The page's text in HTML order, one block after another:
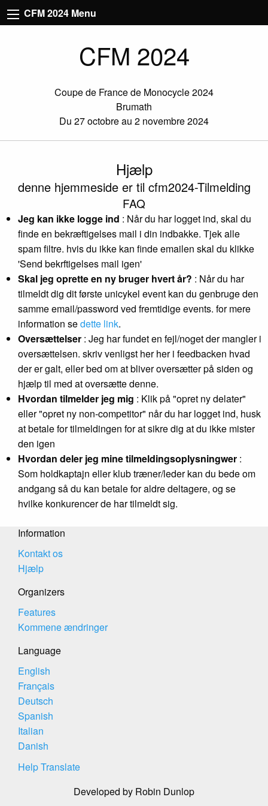
CFM 2024 Menu
CFM 2024
Coupe de France de Monocycle 2024
Brumath
Du 27 octobre au 2 novembre 2024
Hjælp
denne hjemmeside er til cfm2024-Tilmelding
FAQ
Jeg kan ikke logge ind : Når du har logget ind, skal du
finde en bekræftigelses mail i din indbakke. Tjek alle
spam filtre. hvis du ikke kan finde emailen skal du klikke
'Send bekrftigelses mail igen'
Skal jeg oprette en ny bruger hvert år? : Når du har
tilmeldt dig dit første unicykel event kan du genbruge den
samme email/password ved fremtidige events. for mere
information sedette link.
Oversættelser : Jeg har fundet en fejl/noget der mangler i
oversættelsen. skriv venligst her her i feedbacken hvad
der er galt, eller bed om at bliver oversætter på siden og
hjælp til med at oversætte denne.
Hvordan tilmelder jeg mig : Klik på "opret ny delater"
eller "opret ny non-competitor" når du har logget ind, husk
at betale for tilmeldingen for at sikre dig at du ikke mister
den igen
Hvordan deler jeg mine tilmeldingsoplysningwer :
Som holdkaptajn eller klub træner/leder kan du bede om
andgang så du kan betale for aldre deltagere, og se
hvilke konkurencer de har tilmeldt sig.
Information
Kontakt os
Hjælp
Organizers
Features
Kommene ændringer
Language
English
Français
Deutsch
Spanish
Italian
Danish
Help Translate
Developed by Robin Dunlop